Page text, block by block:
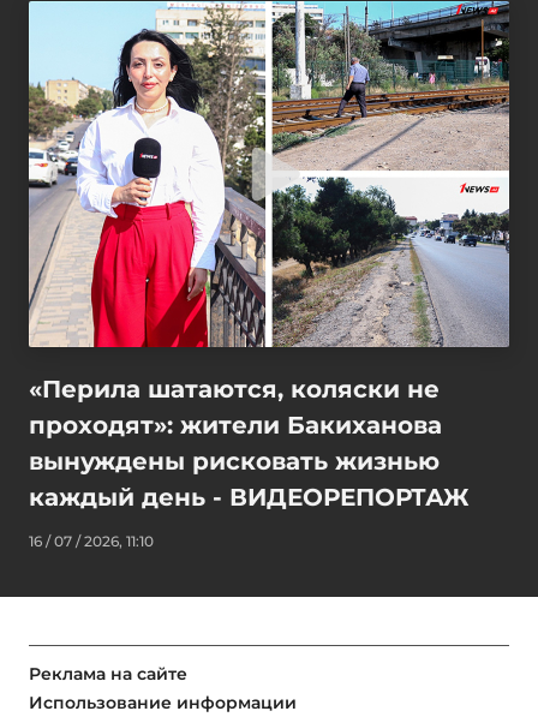
«Перила шатаются, коляски не
проходят»: жители Бакиханова
вынуждены рисковать жизнью
каждый день - ВИДЕОРЕПОРТАЖ
16 / 07 / 2026, 11:10
Реклама на сайте
Использование информации